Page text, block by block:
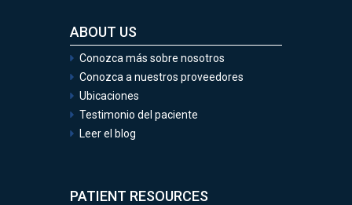
ABOUT US
Conozca más sobre nosotros
Conozca a nuestros proveedores
Ubicaciones
Testimonio del paciente
Leer el blog
PATIENT RESOURCES